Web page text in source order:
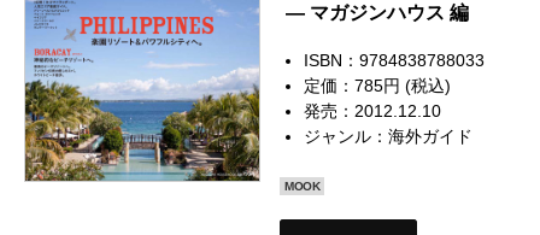
— マガジンハウス 編
ISBN：9784838788033
定価：785円 (税込)
発売：2012.12.10
ジャンル：海外ガイド
MOOK